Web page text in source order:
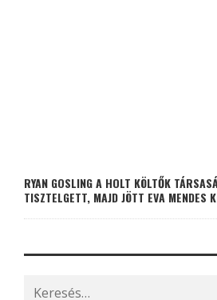
RYAN GOSLING A HOLT KÖLTŐK
TISZTELGETT, MAJD JÖTT EVA MENDES
Search